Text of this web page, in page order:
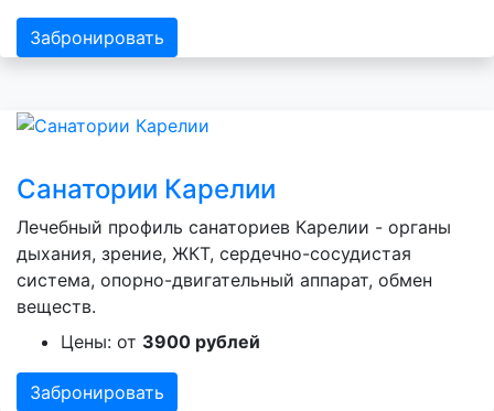
Забронировать
Санатории Карелии
Лечебный профиль санаториев Карелии - органы
дыхания, зрение, ЖКТ, сердечно-сосудистая
система, опорно-двигательный аппарат, обмен
веществ.
Цены: от 3900 рублей
Забронировать